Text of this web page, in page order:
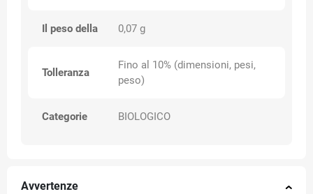
Il peso della 0,07 g
Tolleranza
Fino al 10% (dimensioni, pesi,
peso)
Categorie BIOLOGICO
Avvertenze